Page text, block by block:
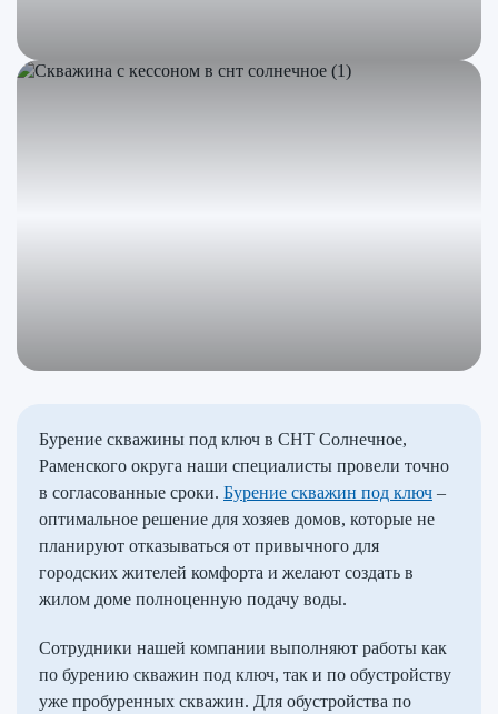
Бурение скважины под ключ в СНТ Солнечное,
Раменского округа наши специалисты провели точно
в согласованные сроки. Бурение скважин под ключ –
оптимальное решение для хозяев домов, которые не
планируют отказываться от привычного для
городских жителей комфорта и желают создать в
жилом доме полноценную подачу воды.
Сотрудники нашей компании выполняют работы как
по бурению скважин под ключ, так и по обустройству
уже пробуренных скважин. Для обустройства по